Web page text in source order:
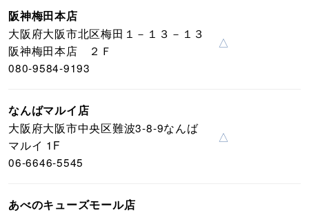
阪神梅田本店
大阪府大阪市北区梅田１－１３－１３
阪神梅田本店 ２Ｆ
080-9584-9193
△
なんばマルイ店
大阪府大阪市中央区難波3-8-9なんば
マルイ 1F
06-6646-5545
△
あべのキューズモール店